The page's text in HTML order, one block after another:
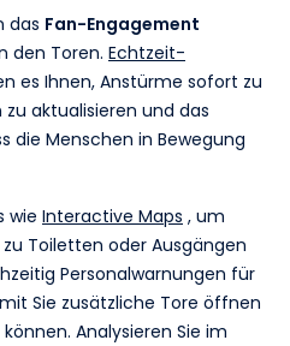
das Fan-Engagement
den Toren. Echtzeit-
es Ihnen, Anstürme sofort zu
aktualisieren und das
die Menschen in Bewegung
wie Interactive Maps , um
Toiletten oder Ausgängen
Personalwarnungen für
Sie zusätzliche Tore öffnen
Analysieren Sie im